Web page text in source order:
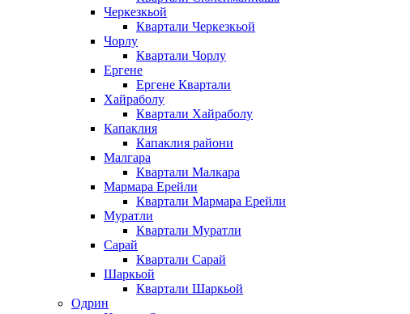
Черкезкьой
Квартали Черкезкьой
Чорлу
Квартали Чорлу
Ергене
Ергене Квартали
Хайраболу
Квартали Хайраболу
Капаклия
Капаклия райони
Малгара
Квартали Малкара
Мармара Ерейли
Квартали Мармара Ерейли
Муратли
Квартали Муратли
Сарай
Квартали Сарай
Шаркьой
Квартали Шаркьой
Одрин